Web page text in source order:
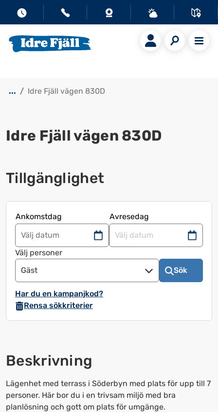
... Idre Fjäll vägen 830D
Idre Fjäll vägen 830D
Tillgänglighet
Ankomstdag
Avresedag
Navigera
framåt
för
att
kalendern
och
välja
Tryck
på
frågetecknet
för
att
Navigera
välja
frågetecknet
för
att
Välj personer
Gäst
Sök
Har du en kampanjkod?
Rensa sökkriterier
Beskrivning
Lägenhet med terrass i Söderbyn med plats för upp till 7
personer. Här bor du i en trivsam miljö med bra
planlösning och gott om plats för umgänge.